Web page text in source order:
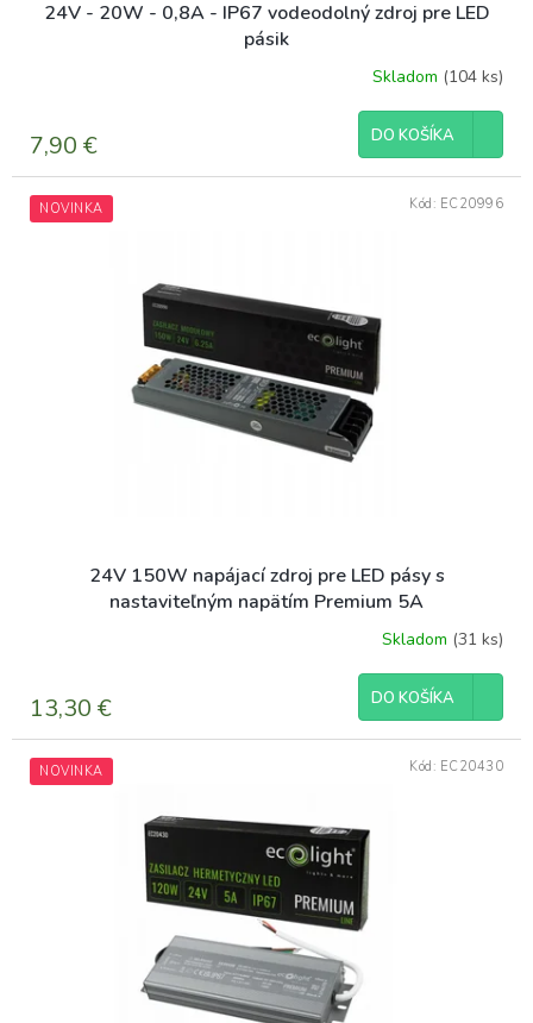
24V - 20W - 0,8A - IP67 vodeodolný zdroj pre LED
pásik
Skladom (104 ks)
7,90 € DO KOŠÍKA
NOVINKA
24V 150W napájací zdroj pre LED pásy s
nastaviteľným napätím Premium 5A
Skladom (31 ks)
13,30 € DO KOŠÍKA
Kód: EC20996
NOVINKA Kód: EC20430